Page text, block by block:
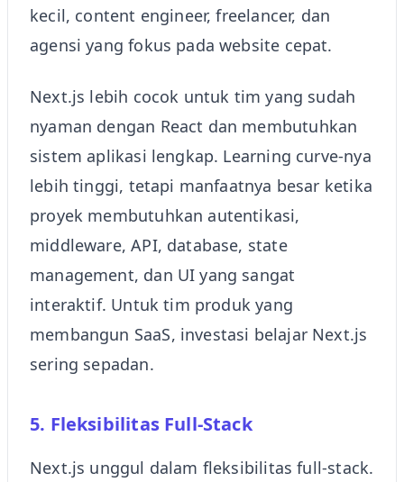
kecil, content engineer, freelancer, dan
agensi yang fokus pada website cepat.
Next.js lebih cocok untuk tim yang sudah
nyaman dengan React dan membutuhkan
sistem aplikasi lengkap. Learning curve-nya
lebih tinggi, tetapi manfaatnya besar ketika
proyek membutuhkan autentikasi,
middleware, API, database, state
management, dan UI yang sangat
interaktif. Untuk tim produk yang
membangun SaaS, investasi belajar Next.js
sering sepadan.
5. Fleksibilitas Full-Stack
Next.js unggul dalam fleksibilitas full-stack.